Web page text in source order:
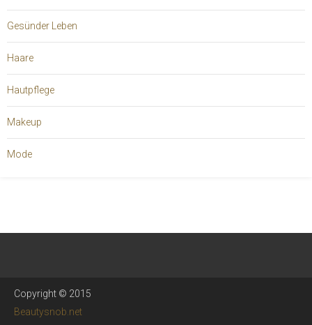
Gesünder Leben
Haare
Hautpflege
Makeup
Mode
Copyright © 2015
Beautysnob.net